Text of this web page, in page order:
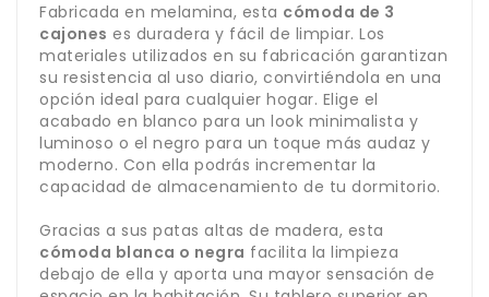
Fabricada en melamina, esta cómoda de 3
cajones es duradera y fácil de limpiar. Los
materiales utilizados en su fabricación garantizan
su resistencia al uso diario, convirtiéndola en una
opción ideal para cualquier hogar. Elige el
acabado en blanco para un look minimalista y
luminoso o el negro para un toque más audaz y
moderno. Con ella podrás incrementar la
capacidad de almacenamiento de tu dormitorio.
Gracias a sus patas altas de madera, esta
cómoda blanca o negra facilita la limpieza
debajo de ella y aporta una mayor sensación de